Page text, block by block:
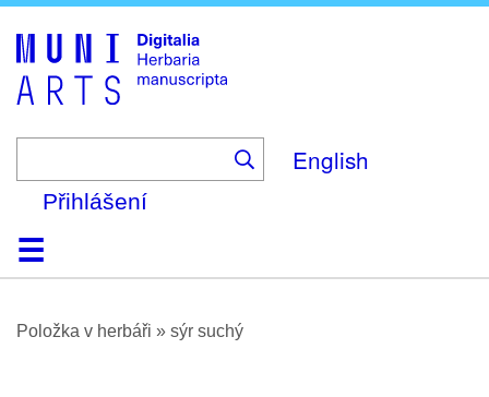
English
Přihlášení
DomůProhlížení
O platformě
Nápověda
KontaktDigitalia
Položka v herbáři » sýr suchý